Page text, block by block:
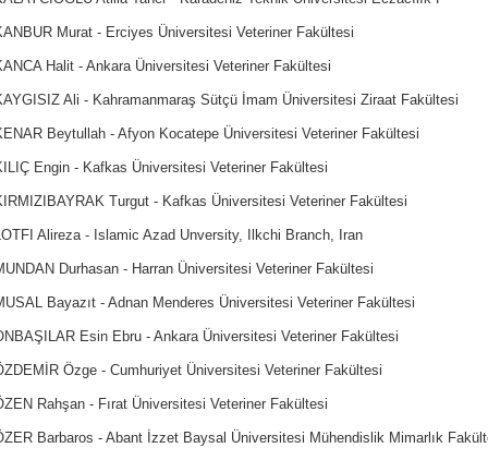
Murat - Erciyes Üniversitesi Veteriner Fakültesi
Halit - Ankara Üniversitesi Veteriner Fakültesi
Ali - Kahramanmaraş Sütçü İmam Üniversitesi Ziraat Fakültesi
Beytullah - Afyon Kocatepe Üniversitesi Veteriner Fakültesi
Engin - Kafkas Üniversitesi Veteriner Fakültesi
Turgut - Kafkas Üniversitesi Veteriner Fakültesi
Alireza - Islamic Azad Unversity, Ilkchi Branch, Iran
Durhasan - Harran Üniversitesi Veteriner Fakültesi
Bayazıt - Adnan Menderes Üniversitesi Veteriner Fakültesi
Esin Ebru - Ankara Üniversitesi Veteriner Fakültesi
Özge - Cumhuriyet Üniversitesi Veteriner Fakültesi
Rahşan - Fırat Üniversitesi Veteriner Fakültesi
Barbaros - Abant İzzet Baysal Üniversitesi Mühendislik Mimarlık